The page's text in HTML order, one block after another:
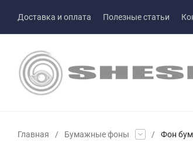
Доставка и оплата Полезные статьи
Главная / Бумажные фоны / Фон